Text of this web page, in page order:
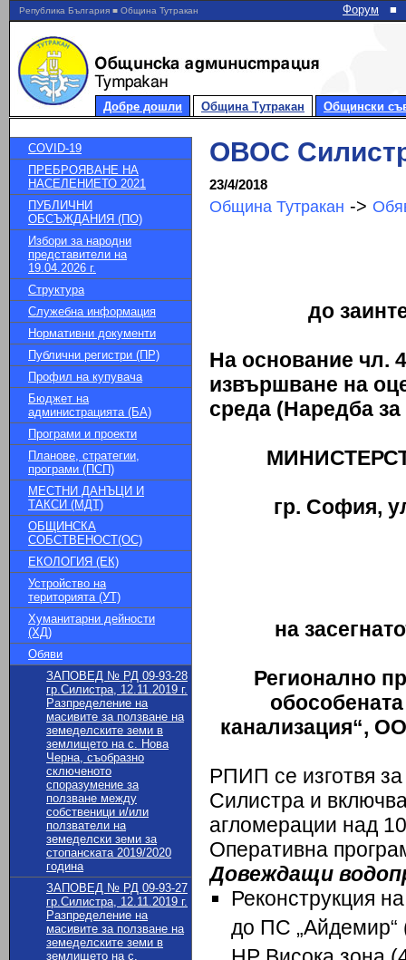
Република България ■ Община Тутракан Форум ■
Добре дошли Община Тутракан Общински
COVID-19
ПРЕБРОЯВАНЕ НА
НАСЕЛЕНИЕТО 2021
ПУБЛИЧНИ
ОБСЪЖДАНИЯ (ПО)
Избори за народни
представители на
19.04.2026 г.
Структура
Служебна информация
Нормативни документи
Публични регистри (ПР)
Профил на купувача
Бюджет на
администрацията (БА)
Програми и проекти
Планове, стратегии,
програми (ПСП)
МЕСТНИ ДАНЪЦИ И
ТАКСИ (МДТ)
ОБЩИНСКА
СОБСТВЕНОСТ(ОС)
ЕКОЛОГИЯ (ЕК)
Устройство на
територията (УТ)
Хуманитарни дейности
(ХД)
Обяви
ЗАПОВЕД № РД 09-93-28
гр.Силистра, 12.11.2019 г.
Разпределение на
масивите за ползване на
земеделските земи в
землището на с. Нова
Черна, съобразно
сключеното
споразумение за
ползване между
собственици и/или
ползватели на
земеделски земи за
стопанската 2019/2020
година
ЗАПОВЕД № РД 09-93-27
гр.Силистра, 12.11.2019 г.
Разпределение на
масивите за ползване на
земеделските земи в
землището на с.
ОВОС
23/4/2018
Община Тутракан ->
до
На основание чл.
извършване на
среда (Наредба
гр. София,
на
Регионално
канализация“,
РПИП се изготвя
Силистра и
агломерации над
Оперативна
Довеждащи
Реконструкция
до ПС „Айдемир“